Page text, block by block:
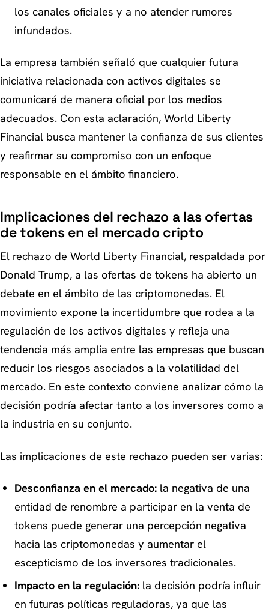
los canales oficiales y a no atender rumores
infundados.
La empresa también señaló que cualquier futura
iniciativa relacionada con activos digitales se
comunicará de manera oficial por los medios
adecuados. Con esta aclaración, World Liberty
Financial busca mantener la confianza de sus clientes
y reafirmar su compromiso con un enfoque
responsable en el ámbito financiero.
Implicaciones del rechazo a las ofertas
de tokens en el mercado cripto
El rechazo de World Liberty Financial, respaldada por
Donald Trump, a las ofertas de tokens ha abierto un
debate en el ámbito de las criptomonedas. El
movimiento expone la incertidumbre que rodea a la
regulación de los activos digitales y refleja una
tendencia más amplia entre las empresas que buscan
reducir los riesgos asociados a la volatilidad del
mercado. En este contexto conviene analizar cómo la
decisión podría afectar tanto a los inversores como a
la industria en su conjunto.
Las implicaciones de este rechazo pueden ser varias:
Desconfianza en el mercado:la negativa de una
entidad de renombre a participar en la venta de
tokens puede generar una percepción negativa
hacia las criptomonedas y aumentar el
escepticismo de los inversores tradicionales.
Impacto en la regulación:la decisión podría influir
en futuras políticas reguladoras, ya que las